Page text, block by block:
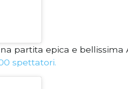
partita epica e bellissima
spettatori.